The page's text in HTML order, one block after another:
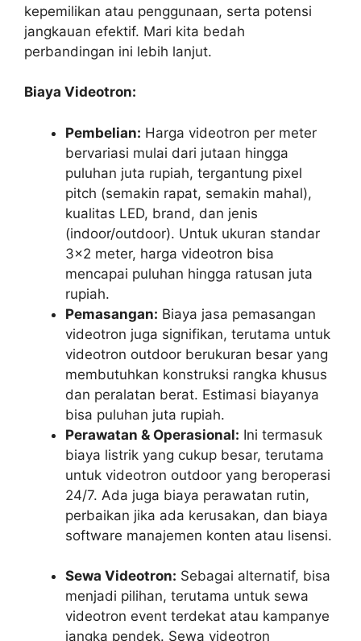
kepemilikan atau penggunaan, serta potensi
jangkauan efektif. Mari kita bedah
perbandingan ini lebih lanjut.
Biaya Videotron:
Pembelian: Harga videotron per meter
bervariasi mulai dari jutaan hingga
puluhan juta rupiah, tergantung pixel
pitch (semakin rapat, semakin mahal),
kualitas LED, brand, dan jenis
(indoor/outdoor). Untuk ukuran standar
3×2 meter, harga videotron bisa
mencapai puluhan hingga ratusan juta
rupiah.
Pemasangan: Biaya jasa pemasangan
videotron juga signifikan, terutama untuk
videotron outdoor berukuran besar yang
membutuhkan konstruksi rangka khusus
dan peralatan berat. Estimasi biayanya
bisa puluhan juta rupiah.
Perawatan & Operasional: Ini termasuk
biaya listrik yang cukup besar, terutama
untuk videotron outdoor yang beroperasi
24/7. Ada juga biaya perawatan rutin,
perbaikan jika ada kerusakan, dan biaya
software manajemen konten atau lisensi.
Sewa Videotron: Sebagai alternatif, bisa
menjadi pilihan, terutama untuk sewa
videotron event terdekat atau kampanye
jangka pendek. Sewa videotron